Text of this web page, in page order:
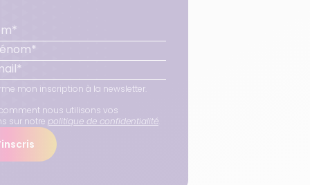
mon inscription à la newsletter.
nous utilisons vos
sur notre politique de confidentialité